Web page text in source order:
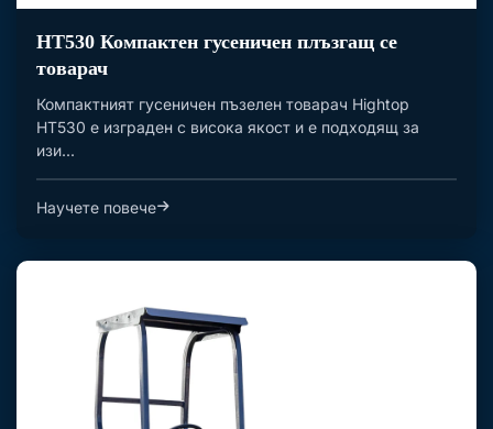
HT530 Компактен гусеничен плъзгащ се
товарач
Компактният гусеничен пъзелен товарач Hightop
HT530 е изграден с висока якост и е подходящ за
изи...
Научете повече